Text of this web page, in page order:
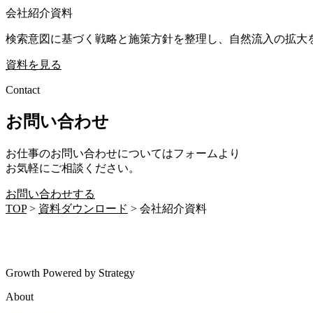
会社紹介資料
検索意図に基づく戦略と施策方針を整理し、自然流入の拡大
資料を見る
Contact
お問い合わせ
お仕事のお問い合わせについてはフォームより
お気軽にご相談ください。
お問い合わせする
TOP> 資料ダウンロード > 会社紹介資料
Growth Powered by Strategy
About